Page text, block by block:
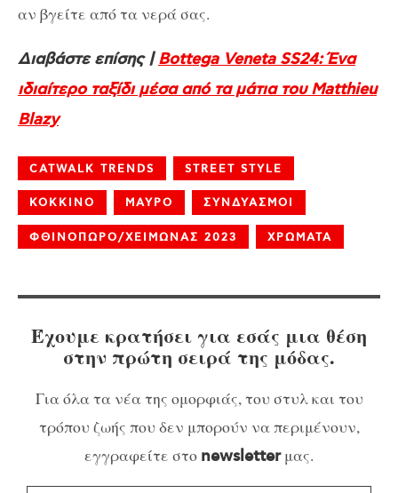
αν βγείτε από τα νερά σας.
Διαβάστε επίσης |Bottega Veneta SS24: Ένα
ιδιαίτερο ταξίδι μέσα από τα μάτια του Matthieu
Blazy
CATWALK TRENDS STREET STYLE
ΚΟΚΚΙΝΟ ΜΑΥΡΟ ΣΥΝΔΥΑΣΜΟΙ
ΦΘΙΝΟΠΩΡΟ/ΧΕΙΜΩΝΑΣ 2023 ΧΡΩΜΑΤΑ
Έχουμε κρατήσει για εσάς μια θέση
στην πρώτη σειρά της μόδας.
Για όλα τα νέα της ομορφιάς, του στυλ και του
τρόπου ζωής που δεν μπορούν να περιμένουν,
εγγραφείτε στο newsletterμας.